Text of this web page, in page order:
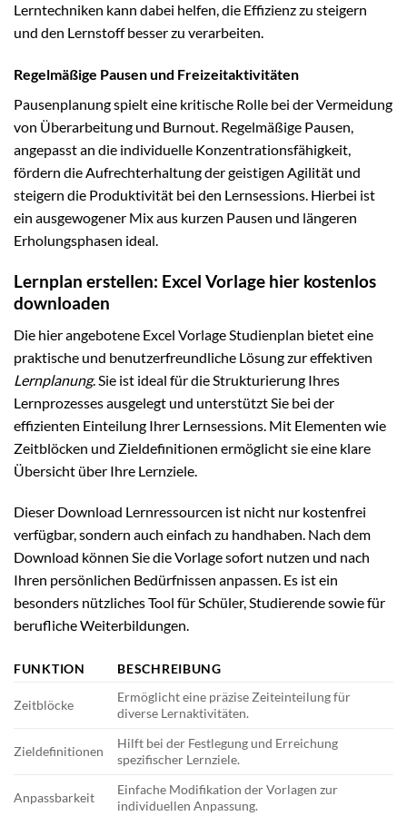
Lerntechniken kann dabei helfen, die Effizienz zu steigern
und den Lernstoff besser zu verarbeiten.
Regelmäßige Pausen und Freizeitaktivitäten
Pausenplanung spielt eine kritische Rolle bei der Vermeidung
von Überarbeitung und Burnout. Regelmäßige Pausen,
angepasst an die individuelle Konzentrationsfähigkeit,
fördern die Aufrechterhaltung der geistigen Agilität und
steigern die Produktivität bei den Lernsessions. Hierbei ist
ein ausgewogener Mix aus kurzen Pausen und längeren
Erholungsphasen ideal.
Lernplan erstellen: Excel Vorlage hier kostenlos
downloaden
Die hier angebotene Excel Vorlage Studienplan bietet eine
praktische und benutzerfreundliche Lösung zur effektiven
Lernplanung. Sie ist ideal für die Strukturierung Ihres
Lernprozesses ausgelegt und unterstützt Sie bei der
effizienten Einteilung Ihrer Lernsessions. Mit Elementen wie
Zeitblöcken und Zieldefinitionen ermöglicht sie eine klare
Übersicht über Ihre Lernziele.
Dieser Download Lernressourcen ist nicht nur kostenfrei
verfügbar, sondern auch einfach zu handhaben. Nach dem
Download können Sie die Vorlage sofort nutzen und nach
Ihren persönlichen Bedürfnissen anpassen. Es ist ein
besonders nützliches Tool für Schüler, Studierende sowie für
berufliche Weiterbildungen.
FUNKTION BESCHREIBUNG
Zeitblöcke
Ermöglicht eine präzise Zeiteinteilung für
diverse Lernaktivitäten.
Zieldefinitionen
Hilft bei der Festlegung und Erreichung
spezifischer Lernziele.
Anpassbarkeit
Einfache Modifikation der Vorlagen zur
individuellen Anpassung.